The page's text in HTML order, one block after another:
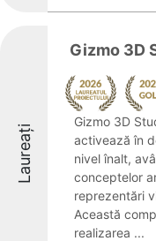
Laureați
Gizmo 3D
Gizmo 3D
activează în
nivel înalt,
conceptelor
reprezentări
Această
realizarea ...